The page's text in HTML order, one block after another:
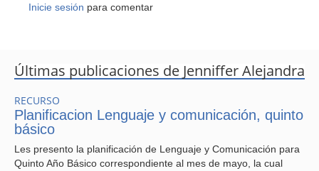
Inicie sesión para comentar
Últimas publicaciones de Jenniffer Alejandra
RECURSO
Planificacion Lenguaje y comunicación, quinto
básico
Les presento la planificación de Lenguaje y Comunicación para
Quinto Año Básico correspondiente al mes de mayo, la cual